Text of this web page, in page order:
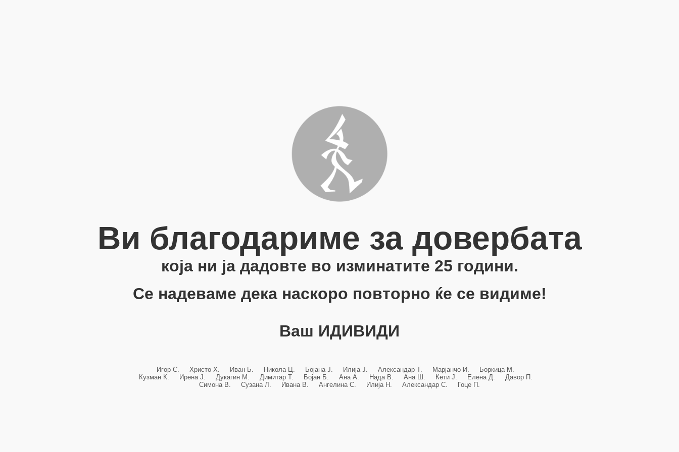
Ви благодариме за довербата
која ни ја дадовте во изминатите 25 години.
Се надеваме дека наскоро повторно ќе се видиме!
Ваш ИДИВИДИ
Игор С. Христо Х. Иван Б. Никола Ц. Бојана Ј. Илија Ј. Александар Т. Марјанчо И. Боркица М.
Кузман К. Ирена Ј. Дукагин М. Димитар Т. Бојан Б. Ана А. Нада В. Ана Ш. Кети Ј. Елена Д. Давор П.
Симона В. Сузана Л. Ивана В. Ангелина С. Илија Н. Александар С. Гоце П.